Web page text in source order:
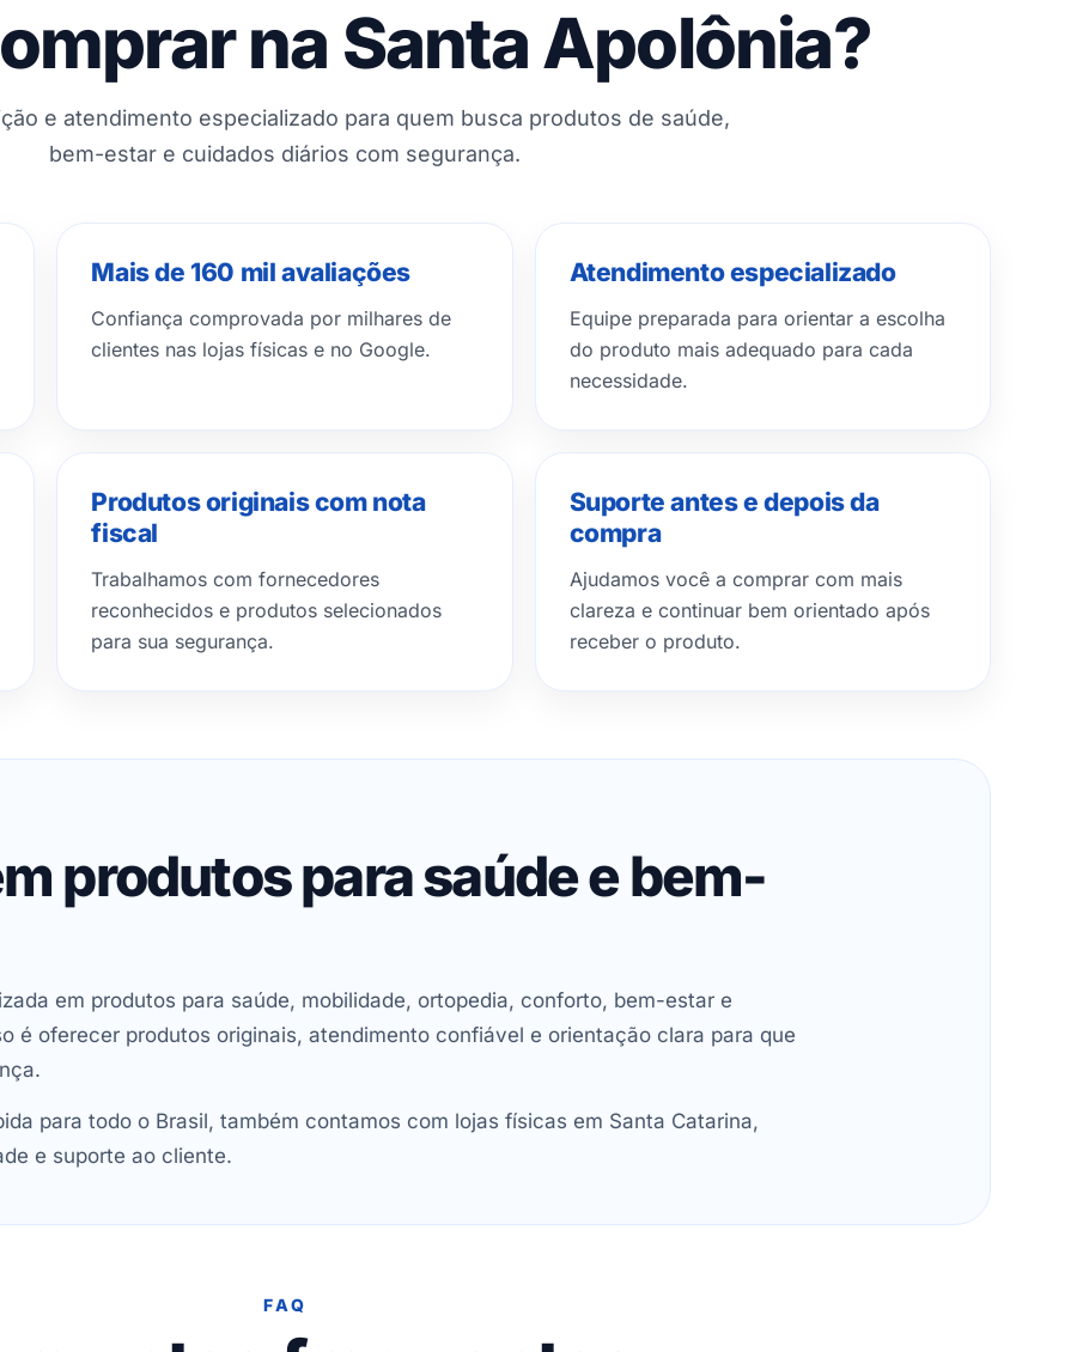
na Santa Apolônia?
e atendimento especializado para quem busca produtos de saúde,
bem-estar e cuidados diários com segurança.
Mais de 160 mil avaliações
Confiança comprovada por milhares de
clientes nas lojas físicas e no Google.
Atendimento especializado
Equipe preparada para orientar a escolha
do produto mais adequado para cada
necessidade.
Produtos originais com nota
fiscal
Trabalhamos com fornecedores
reconhecidos e produtos selecionados
para sua segurança.
Suporte antes e depois da
compra
Ajudamos você a comprar com mais
clareza e continuar bem orientado após
receber o produto.
produtos para saúde e bem-
em produtos para saúde, mobilidade, ortopedia, conforto, bem-estar e
é oferecer produtos originais, atendimento confiável e orientação clara para que
para todo o Brasil, também contamos com lojas físicas em Santa Catarina,
e suporte ao cliente.
FAQ